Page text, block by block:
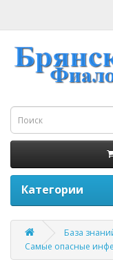
Категории
База
Самые опасные